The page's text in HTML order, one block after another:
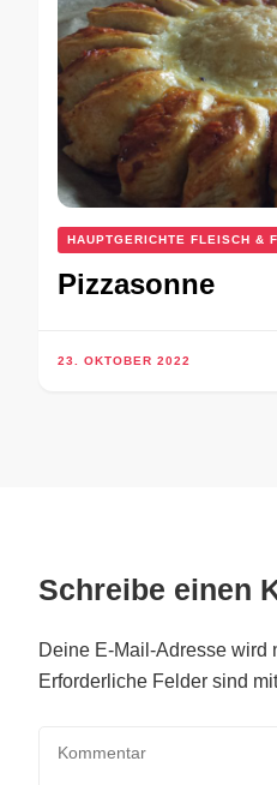
HAUPTGERICHTE FLEISCH &
Pizzasonne
23. OKTOBER 2022
Schreibe einen
Deine E-Mail-Adresse wird
Erforderliche Felder sind